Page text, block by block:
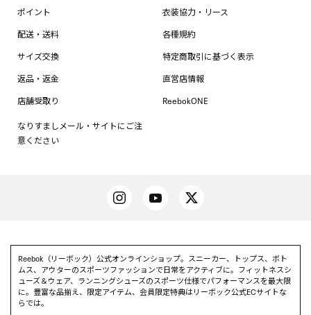
ポイント
配送・送料
サイズ交換
返品・返金
店舗受取り
なりすましメール・サイトにご注
意ください
衣装協力・リース
各種規約
特定商取引に基づく表示
直営店情報
ReebokONE
Reebok（リーボック）公式オンラインショップ。スニーカー、トップス、ボト
ムス、アウターのスポーツファッションで日常をアクティブに。フィットネスシ
ューズ＆ウェア、ランニングシューズのスポーツ仕様でパフォーマンスを最大限
に。豊富な品揃え、限定アイテム、会員限定特典はリーボック公式ECサイトな
らでは。